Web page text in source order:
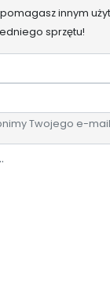
pomagasz innym
sprzętu!
Twojego e-